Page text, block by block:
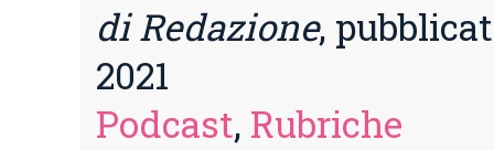
di Redazione,
2021
Podcast, Rubriche